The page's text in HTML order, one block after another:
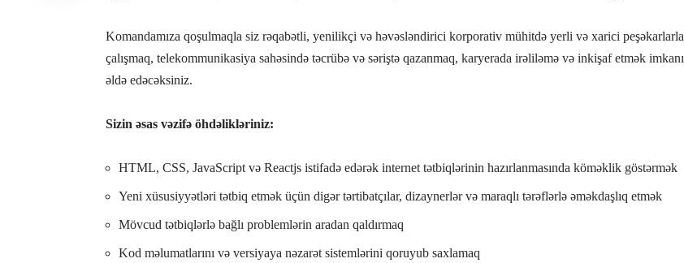
Komandamıza qoşulmaqla siz rəqabətli, yenilikçi və həvəsləndirici korporativ mühitdə yerli və xarici peşəkarlarla
çalışmaq, telekommunikasiya sahəsində təcrübə və səriştə qazanmaq, karyerada irəliləmə və inkişaf etmək imkanı
əldə edəcəksiniz.
Sizin əsas vəzifə öhdəlikləriniz:
HTML, CSS, JavaScript və Reactjs istifadə edərək internet tətbiqlərinin hazırlanmasında köməklik göstərmək
Yeni xüsusiyyətləri tətbiq etmək üçün digər tərtibatçılar, dizaynerlər və maraqlı tərəflərlə əməkdaşlıq etmək
Mövcud tətbiqlərlə bağlı problemlərin aradan qaldırmaq
Kod məlumatlarını və versiyaya nəzarət sistemlərini qoruyub saxlamaq